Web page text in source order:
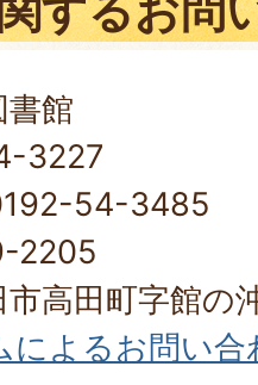
書館
3227
54-3485
2205
市高田町字館の
によるお問い合